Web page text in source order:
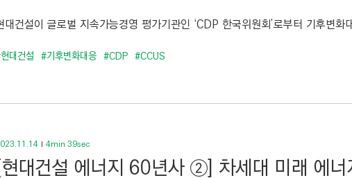
대건설이 글로벌 지속가능경영 평가기관인 ‘CDP 한국위원회’로부터 기후변
대건설 #기후변화대응 #CDP #CCUS
4min 39sec
대건설 에너지 60년사 ②] 차세대 미래 에너